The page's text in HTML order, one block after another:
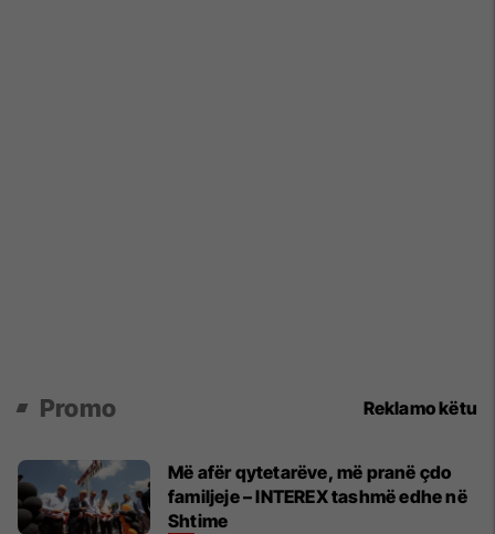
Promo Reklamo këtu
Më afër qytetarëve, më pranë çdo
familjeje – INTEREX tashmë edhe në
Shtime